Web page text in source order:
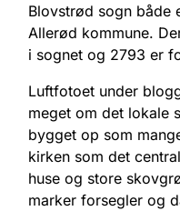
Blovstrød sogn både
Allerød kommune.
i sognet og 2793 er
Luftfotoet under
meget om det lokale
bygget op som
kirken som det
huse og store
marker forsegler og